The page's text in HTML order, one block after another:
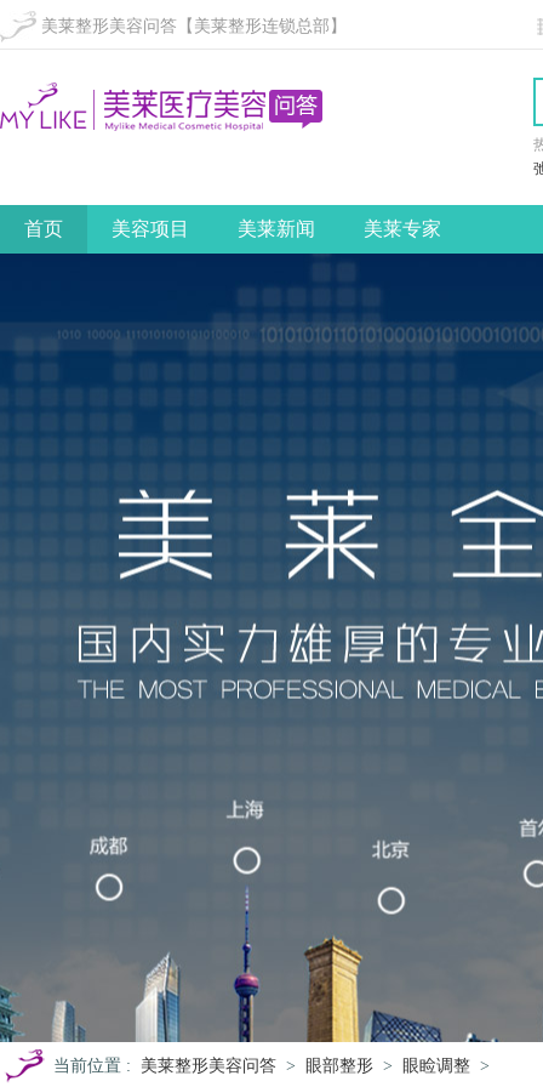
美莱整形美容问答【美莱整形连锁总部】
首页 美容项目 美莱新闻 美莱专家
当前位置 : 美莱整形美容问答 > 眼部整形 > 眼睑调整 >